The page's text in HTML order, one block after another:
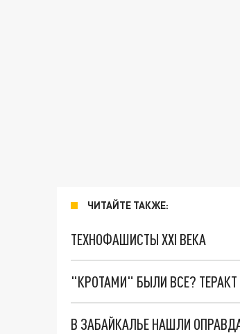
ЧИТАЙТЕ ТАКЖЕ:
ТЕХНОФАШИСТЫ XXI ВЕКА
"КРОТАМИ" БЫЛИ ВСЕ?
В ЗАБАЙКАЛЬЕ НАШЛИ